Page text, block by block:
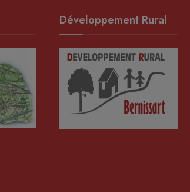
Développement Rural